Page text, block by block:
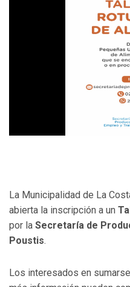
La Municipalidad de La
abierta la inscripción a un
por la Secretaría de
Poustis.
Los interesados en